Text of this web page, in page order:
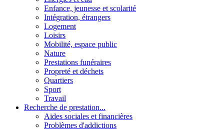
Enfance, jeunesse et scolarité
Intégration, étrangers
Logement
Loisirs
Mobilité, espace public
Nature
Prestations funéraires
Propreté et déchets
Quartiers
Sport
Travail
Recherche de prestation...
Aides sociales et financières
Problèmes d'addictions